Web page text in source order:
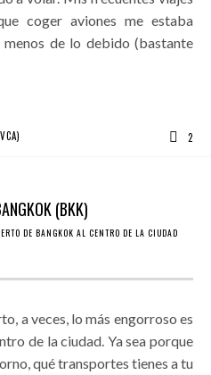
coger aviones me estaba
de lo debido (bastante
2
(BKK)
DE BANGKOK AL CENTRO DE LA CIUDAD
a veces, lo más engorroso es
de la ciudad. Ya sea porque
qué transportes tienes a tu